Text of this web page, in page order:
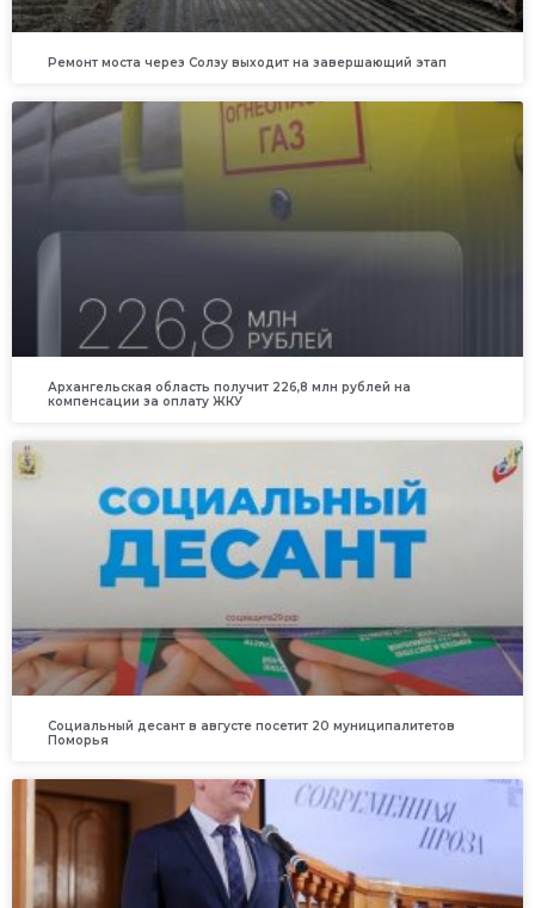
Ремонт моста через Солзу выходит на завершающий этап
Архангельская область получит 226,8 млн рублей на
компенсации за оплату ЖКУ
Социальный десант в августе посетит 20 муниципалитетов
Поморья